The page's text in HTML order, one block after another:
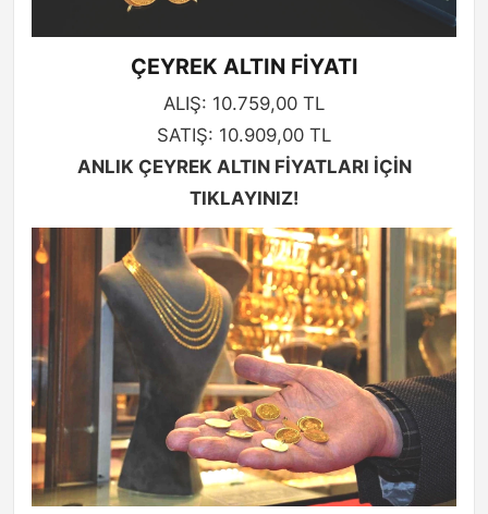
ÇEYREK ALTIN FİYATI
ALIŞ: 10.759,00 TL
SATIŞ: 10.909,00 TL
ANLIK ÇEYREK ALTIN FİYATLARI İÇİN
TIKLAYINIZ!